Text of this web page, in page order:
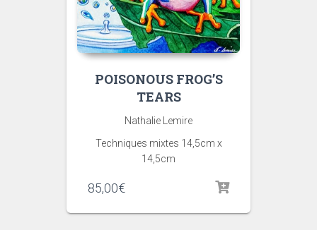
POISONOUS FROG’S
TEARS
Nathalie Lemire
Techniques mixtes 14,5cm x
14,5cm
85,00€